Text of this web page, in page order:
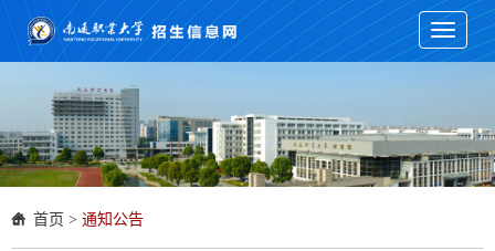
Toggle
首页 > 通知公告